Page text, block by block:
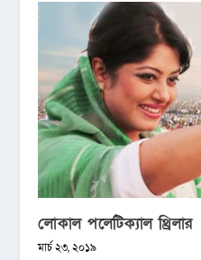
লোকাল পলেটিক্যাল থ্রিলার
মার্চ ২৩, ২০১৯